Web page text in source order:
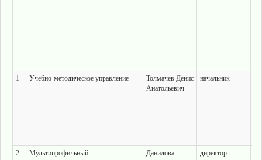
1 Учебно-методическое управление
Толмачев Денис
Анатольевич
начальник
2
Мультипрофильный
Данилова
директор